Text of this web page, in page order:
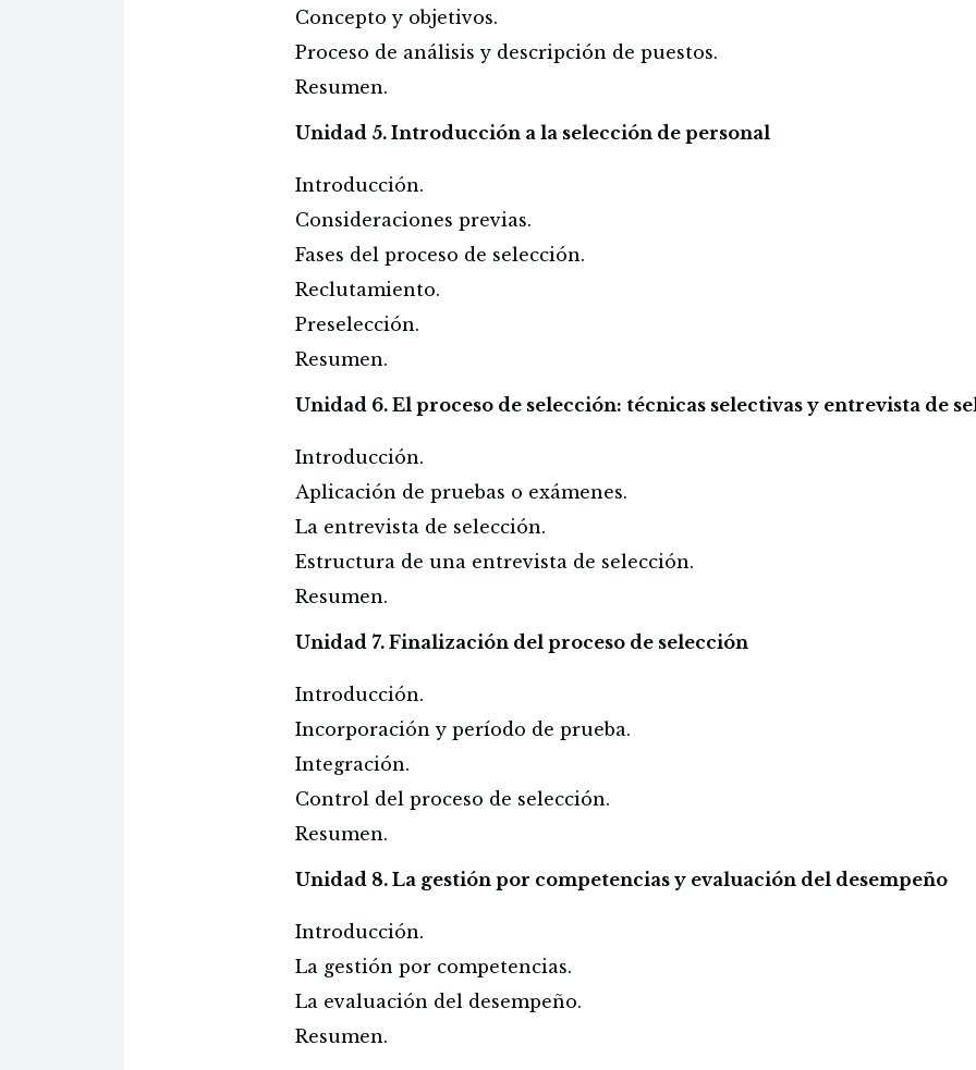
Concepto y objetivos.
Proceso de análisis y descripción de puestos.
Resumen.
Unidad 5. Introducción a la selección de personal
Introducción.
Consideraciones previas.
Fases del proceso de selección.
Reclutamiento.
Preselección.
Resumen.
Unidad 6. El proceso de selección: técnicas selectivas y entrevista de
Introducción.
Aplicación de pruebas o exámenes.
La entrevista de selección.
Estructura de una entrevista de selección.
Resumen.
Unidad 7. Finalización del proceso de selección
Introducción.
Incorporación y período de prueba.
Integración.
Control del proceso de selección.
Resumen.
Unidad 8. La gestión por competencias y evaluación del desempeño
Introducción.
La gestión por competencias.
La evaluación del desempeño.
Resumen.